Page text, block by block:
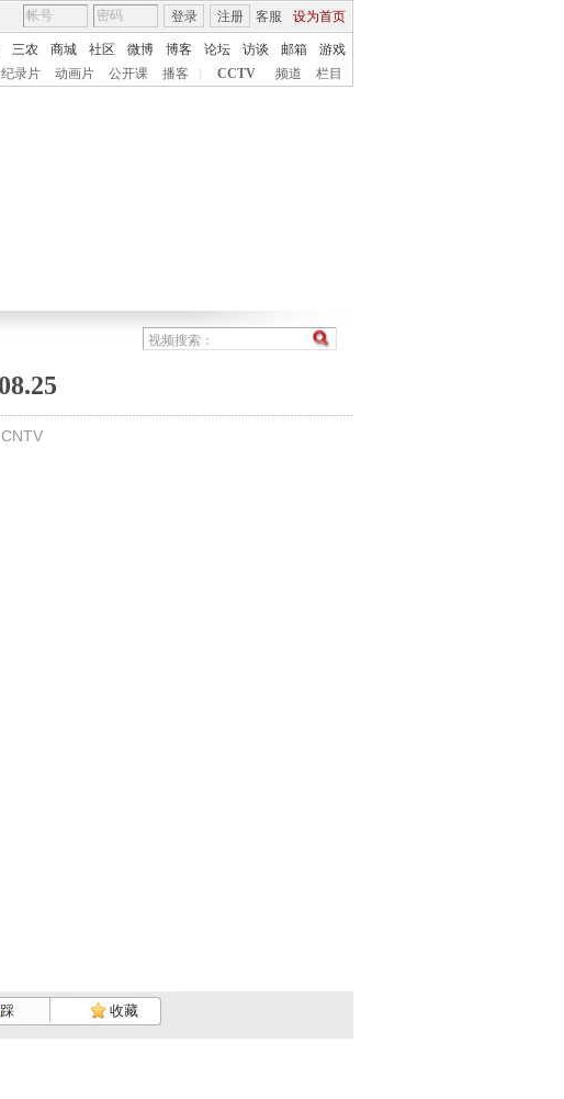
客服 设为首页
登录 注册
三农 商城 社区 微博 博客 论坛 访谈 邮箱
游戏
纪录片 动画片 公开课 播客 CCTV 频道 栏目
收藏